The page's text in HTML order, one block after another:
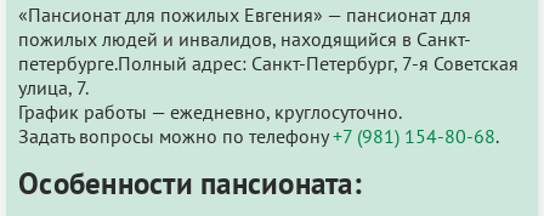
«Пансионат для пожилых Евгения» — пансионат для
пожилых людей и инвалидов, находящийся в Санкт-
петербурге.Полный адрес: Санкт-Петербург, 7-я Советская
улица, 7.
График работы — ежедневно, круглосуточно.
Задать вопросы можно по телефону+7 (981) 154-80-68.
Особенности пансионата: